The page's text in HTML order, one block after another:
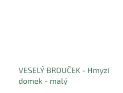
VESELÝ BROUČEK - Hmyzí
domek - malý